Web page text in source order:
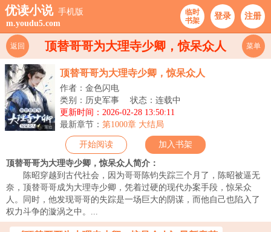
优读小说 手机版
m.youdu5.com
临时
书架
登录 注册
顶替哥哥为大理寺少卿，惊呆众人
返回 菜单
顶替哥哥为大理寺少卿，惊呆众人
作者：金色闪电
类别：历史军事
状态：连载中
更新时间：2026-02-28 13:50:11
最新章节： 第1000章 大结局
开始阅读 加入书架
顶替哥哥为大理寺少卿，惊呆众人简介：
陈昭穿越到古代社会，因为哥哥陈钧失踪三个月了，陈昭被逼无
奈，顶替哥哥成为大理寺少卿，凭着过硬的现代办案手段，惊呆众
人。同时，他发现哥哥的失踪是一场巨大的阴谋，而他自己也陷入了
权力斗争的漩涡之中。...